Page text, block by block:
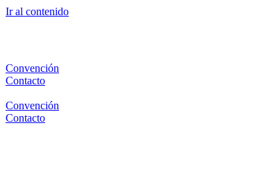
Ir al contenido
Convención
Contacto
Convención
Contacto